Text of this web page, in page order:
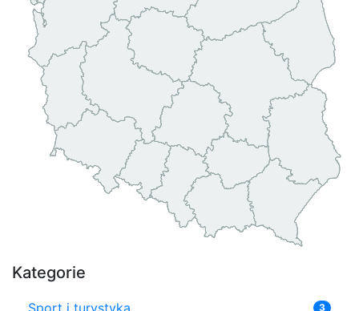
Kategorie
Sport i turystyka 3